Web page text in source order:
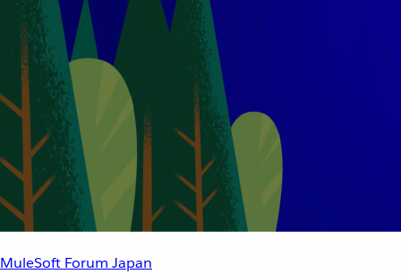
MuleSoft Forum Japan